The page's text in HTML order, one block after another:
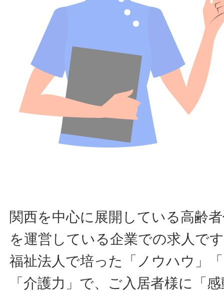
関西を中心に展開している高齢
を運営している企業での求人で
福祉法人で培った「ノウハウ」
「介護力」で、ご入居者様に「